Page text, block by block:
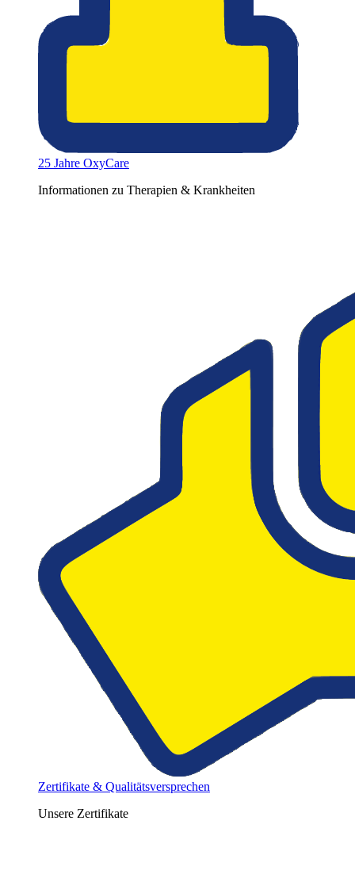
25 Jahre OxyCare
Informationen zu Therapien & Krankheiten
Zertifikate & Qualitätsversprechen
Unsere Zertifikate